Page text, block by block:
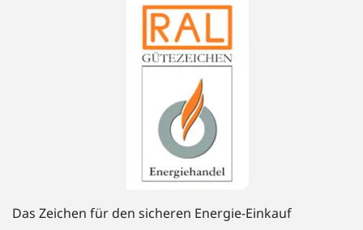
Das Zeichen für den sicheren Energie-Einkauf